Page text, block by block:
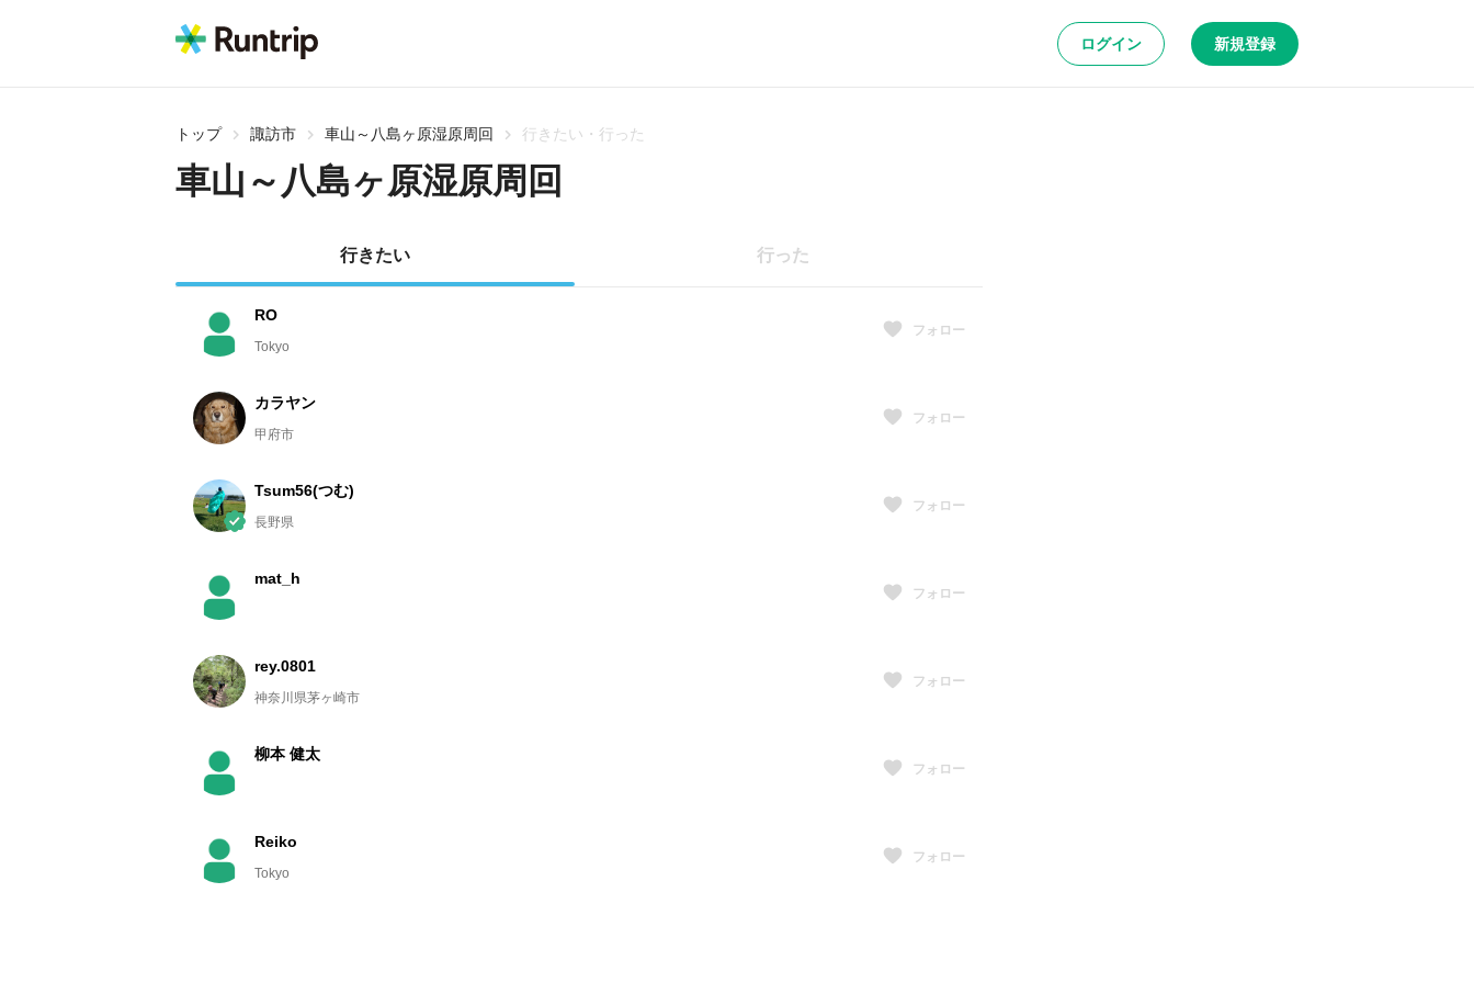
ログイン 新規登録
トップ 諏訪市 車山～八島ヶ原湿原周回 行きたい・行った
車山～八島ヶ原湿原周回
行きたい 行った
RO
Tokyo
フォロー
カラヤン
甲府市
フォロー
Tsum56(つむ)
長野県
フォロー
mat_h
フォロー
rey.0801
神奈川県茅ヶ崎市
フォロー
柳本 健太
フォロー
Reiko
Tokyo
フォロー